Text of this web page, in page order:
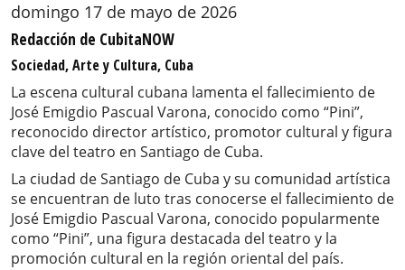
domingo 17 de mayo de 2026
Redacción de CubitaNOW
Sociedad, Arte y Cultura, Cuba
La escena cultural cubana lamenta el fallecimiento de
José Emigdio Pascual Varona, conocido como “Pini”,
reconocido director artístico, promotor cultural y figura
clave del teatro en Santiago de Cuba.
La ciudad de Santiago de Cuba y su comunidad artística
se encuentran de luto tras conocerse el fallecimiento de
José Emigdio Pascual Varona, conocido popularmente
como “Pini”, una figura destacada del teatro y la
promoción cultural en la región oriental del país.